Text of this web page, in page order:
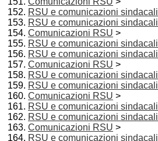
RSU e comunicazioni
RSU e comunicazioni
Comunicazioni RSU >
RSU e comunicazioni
RSU e comunicazioni
Comunicazioni RSU >
RSU e comunicazioni
RSU e comunicazioni
Comunicazioni RSU >
RSU e comunicazioni
RSU e comunicazioni
Comunicazioni RSU >
RSU e comunicazioni